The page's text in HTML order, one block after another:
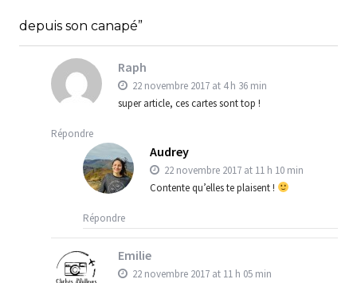
depuis son canapé”
Raph
22 novembre 2017 at 4 h 36 min
super article, ces cartes sont top !
Répondre
Audrey
22 novembre 2017 at 11 h 10 min
Contente qu’elles te plaisent !
Répondre
Emilie
22 novembre 2017 at 11 h 05 min